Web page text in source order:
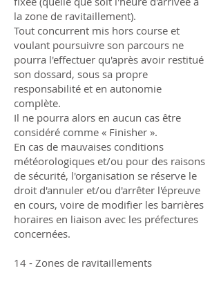
la zone de ravitaillement).
Tout concurrent mis hors course et
voulant poursuivre son parcours ne
pourra l'effectuer qu'après avoir restitué
son dossard, sous sa propre
responsabilité et en autonomie
complète.
Il ne pourra alors en aucun cas être
considéré comme « Finisher ».
En cas de mauvaises conditions
météorologiques et/ou pour des raisons
de sécurité, l'organisation se réserve le
droit d'annuler et/ou d'arrêter l'épreuve
en cours, voire de modifier les barrières
horaires en liaison avec les préfectures
concernées.
14 - Zones de ravitaillements